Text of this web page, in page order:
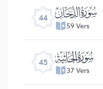
44 ﯙ
59 Vers
45 ﯚ
37 Vers